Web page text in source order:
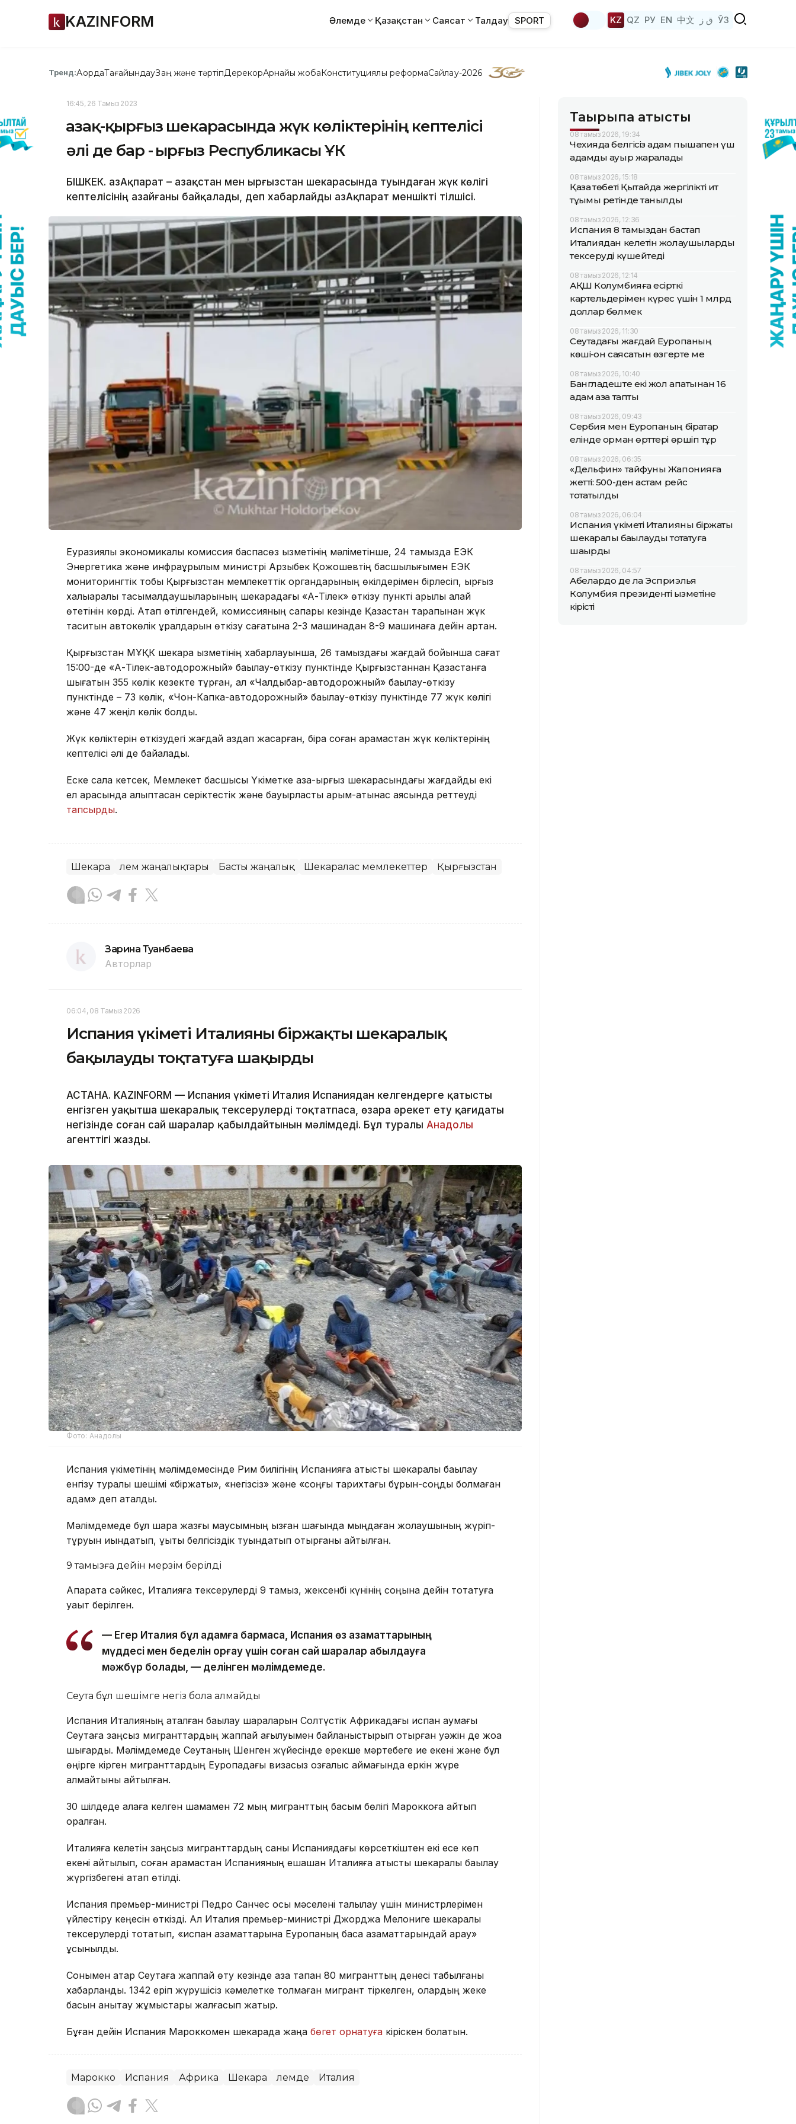
KAZINFORM Әлемде Қазақстан Саясат Талдау SPORT KZ QZ РУ EN 中文 ق ز ЎЗ
Тренд:АқордаТағайындауЗаң және тәртіпДерекқорАрнайы жобаКонституциялық реформаСайлау-2026
16:45, 26 Тамыз 2023
Қазақ-қырғыз шекарасында жүк көліктерінің кептелісі
әлі де бар - Қырғыз Республикасы ҰҚК
БІШКЕК. ҚазАқпарат – Қазақстан мен Қырғызстан шекарасында туындаған жүк көлігі
кептелісінің азайғаны байқалады, деп хабарлайды ҚазАқпарат меншікті тілшісі.
Еуразиялық экономикалық комиссия баспасөз қызметінің мәліметінше, 24 тамызда ЕЭК
Энергетика және инфрақұрылым министрі Арзыбек Қожошевтің басшылығымен ЕЭК
мониторингтік тобы Қырғызстан мемлекеттік органдарының өкілдерімен бірлесіп, қырғыз
халықаралық тасымалдаушыларының шекарадағы «Ақ-Тілек» өткізу пункті арқылы қалай
өтетінін көрді. Атап өтілгендей, комиссияның сапары кезінде Қазақстан тарапынан жүк
таситын автокөлік құралдарын өткізу сағатына 2-3 машинадан 8-9 машинаға дейін артқан.
Қырғызстан МҰҚК шекара қызметінің хабарлауынша, 26 тамыздағы жағдай бойынша сағат
15:00-де «Ақ-Тілек-автодорожный» бақылау-өткізу пунктінде Қырғызстаннан Қазақстанға
шығатын 355 көлік кезекте тұрған, ал «Чалдыбар-автодорожный» бақылау-өткізу
пунктінде – 73 көлік, «Чон-Капка-автодорожный» бақылау-өткізу пунктінде 77 жүк көлігі
және 47 жеңіл көлік болды.
Жүк көліктерін өткізудегі жағдай аздап жақсарған, бірақ соған қарамастан жүк көліктерінің
кептелісі әлі де байқалады.
Еске сала кетсек, Мемлекет басшысы Үкіметке қазақ-қырғыз шекарасындағы жағдайды екі
ел арасында қалыптасқан серіктестік және бауырластық қарым-қатынас аясында реттеуді
тапсырды.
Шекара Әлем жаңалықтары Басты жаңалық Шекаралас мемлекеттер Қырғызстан
Зарина Туғанбаева
Авторлар
06:04, 08 Тамыз 2026
Испания үкіметі Италияны біржақты шекаралық
бақылауды тоқтатуға шақырды
АСТАНА. KAZINFORM — Испания үкіметі Италия Испаниядан келгендерге қатысты
енгізген уақытша шекаралық тексерулерді тоқтатпаса, өзара әрекет ету қағидаты
негізінде соған сай шаралар қабылдайтынын мәлімдеді. Бұл туралы Анадолы
агенттігі жазды.
Фото: Анадолы
Испания үкіметінің мәлімдемесінде Рим билігінің Испанияға қатысты шекаралық бақылау
енгізу туралы шешімі «біржақты», «негізсіз» және «соңғы тарихтағы бұрын-соңды болмаған
қадам» деп аталды.
Мәлімдемеде бұл шара жазғы маусымның қызған шағында мыңдаған жолаушының жүріп-
тұруын қиындатып, құқықтық белгісіздік туындатып отырғаны айтылған.
9 тамызға дейін мерзім берілді
Ақпаратқа сәйкес, Италияға тексерулерді 9 тамыз, жексенбі күнінің соңына дейін тоқтатуға
уақыт берілген.
— Егер Италия бұл қадамға бармаса, Испания өз азаматтарының
мүддесі мен беделін қорғау үшін соған сай шаралар қабылдауға
мәжбүр болады, — делінген мәлімдемеде.
Сеута бұл шешімге негіз бола алмайды
Испания Италияның аталған бақылау шараларын Солтүстік Африкадағы испан аумағы
Сеутаға заңсыз мигранттардың жаппай ағылуымен байланыстырып отырған уәжін де жоққа
шығарды. Мәлімдемеде Сеутаның Шенген жүйесінде ерекше мәртебеге ие екені және бұл
өңірге кірген мигранттардың Еуропадағы визасыз қозғалыс аймағында еркін жүре
алмайтыны айтылған.
30 шілдеде қалаға келген шамамен 72 мың мигранттың басым бөлігі Мароккоға қайтып
оралған.
Италияға келетін заңсыз мигранттардың саны Испаниядағы көрсеткіштен екі есе көп
екені айтылып, соған қарамастан Испанияның ешқашан Италияға қатысты шекаралық бақылау
жүргізбегені атап өтілді.
Испания премьер-министрі Педро Санчес осы мәселені талқылау үшін министрлерімен
үйлестіру кеңесін өткізді. Ал Италия премьер-министрі Джорджа Мелониге шекаралық
тексерулерді тоқтатып, «испан азаматтарына Еуропаның басқа азаматтарындай қарау»
ұсынылды.
Сонымен қатар Сеутаға жаппай өту кезінде қаза тапқан 80 мигранттың денесі табылғаны
хабарланды. 1342 еріп жүрушісіз кәмелетке толмаған мигрант тіркелген, олардың жеке
басын анықтау жұмыстары жалғасып жатыр.
Бұған дейін Испания Мароккомен шекарада жаңа бөгет орнатуға кіріскен болатын.
Марокко Испания Африка Шекара Әлемде Италия
Тақырыпқа қатысты
08 тамыз 2026, 19:34
Чехияда белгісіз адам пышақпен үш
адамды ауыр жаралады
08 тамыз 2026, 15:18
Қазақ төбеті Қытайда жергілікті ит
тұқымы ретінде танылды
08 тамыз 2026, 12:36
Испания 8 тамыздан бастап
Италиядан келетін жолаушыларды
тексеруді күшейтеді
08 тамыз 2026, 12:14
АҚШ Колумбияға есірткі
картельдерімен күрес үшін 1 млрд
доллар бөлмек
08 тамыз 2026, 11:30
Сеутадағы жағдай Еуропаның
көші-қон саясатын өзгерте ме
08 тамыз 2026, 10:40
Бангладеште екі жол апатынан 16
адам қаза тапты
08 тамыз 2026, 09:43
Сербия мен Еуропаның бірқатар
елінде орман өрттері өршіп тұр
08 тамыз 2026, 06:35
«Дельфин» тайфуны Жапонияға
жетті: 500-ден астам рейс
тоқтатылды
08 тамыз 2026, 06:04
Испания үкіметі Италияны біржақты
шекаралық бақылауды тоқтатуға
шақырды
08 тамыз 2026, 04:57
Абелардо де ла Эсприэлья
Колумбия президенті қызметіне
кірісті